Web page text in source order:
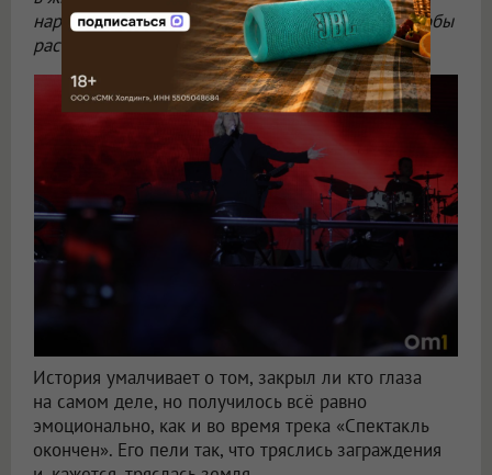
народную песню. Можно даже закрыть глаза, чтобы
раствориться в ней
», — предложила Гагарина.
История умалчивает о том, закрыл ли кто глаза
на самом деле, но получилось всё равно
эмоционально, как и во время трека «Спектакль
окончен». Его пели так, что тряслись заграждения